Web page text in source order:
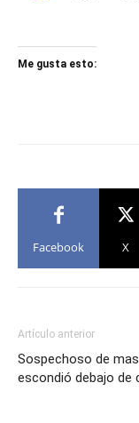
Me gusta esto:
Facebook X
Artículo anterior
Sospechoso de
escondió debajo de